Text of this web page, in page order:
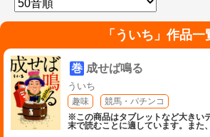
「 ういち 」作品一
巻 成せば鳴る
ういち
趣味
競馬・パチンコ
※この商品はタブレットなど大きい
末で読むことに適しています。また